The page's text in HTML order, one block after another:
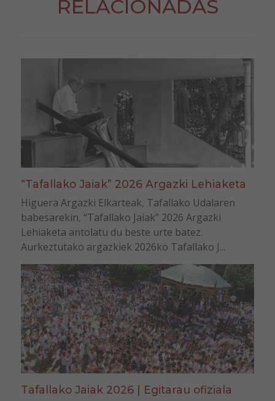
RELACIONADAS
“Tafallako Jaiak” 2026 Argazki Lehiaketa
Higuera Argazki Elkarteak, Tafallako Udalaren
babesarekin, “Tafallako Jaiak” 2026 Argazki
Lehiaketa antolatu du beste urte batez.
Aurkeztutako argazkiek 2026ko Tafallako J...
Tafallako Jaiak 2026 | Egitarau ofiziala